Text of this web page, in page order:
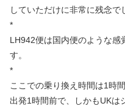
していただけに非常に残念で
*
LH942便は国内便のような感
す。
*
ここでの乗り換え時間は1時
出発1時間前で、しかもUKは